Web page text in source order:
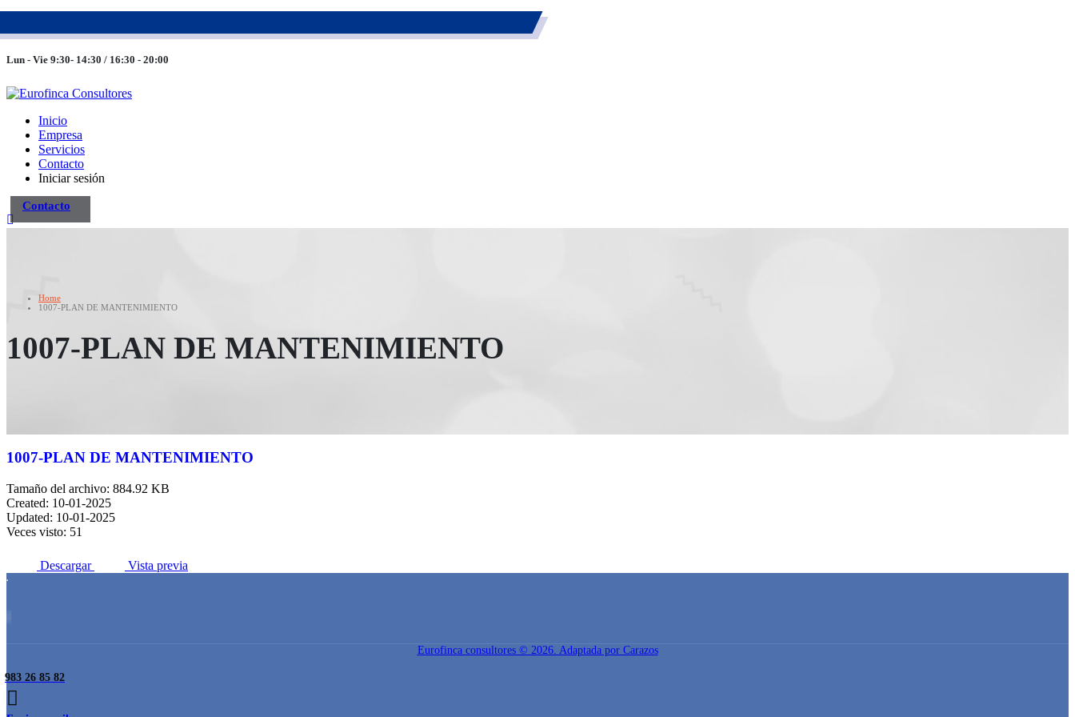
Lun - Vie 9:30- 14:30 / 16:30 - 20:00
Inicio
Empresa
Servicios
Contacto
Iniciar sesión
Contacto
Home
1007-PLAN DE MANTENIMIENTO
1007-PLAN DE MANTENIMIENTO
1007-PLAN DE MANTENIMIENTO
Tamaño del archivo: 884.92 KB
Created: 10-01-2025
Updated: 10-01-2025
Veces visto: 51
Descargar Vista previa
Eurofinca consultores © 2026. Adaptada por Carazos
983 26 85 82